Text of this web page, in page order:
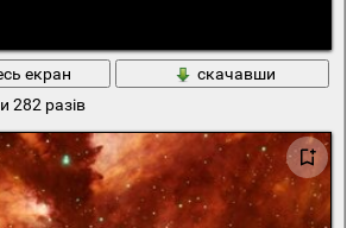
екран
скачавши
282 разів